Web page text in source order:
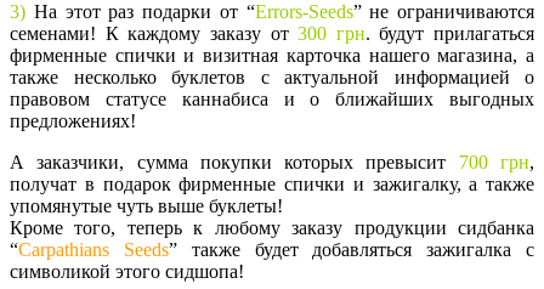
3) На этот раз подарки от “Errors-Seeds” не ограничиваются
семенами! К каждому заказу от300 грн. будут прилагаться
фирменные спички и визитная карточка нашего магазина, а
также несколько буклетов с актуальной информацией о
правовом статусе каннабиса и о ближайших выгодных
предложениях!
А заказчики, сумма покупки которых превысит 700 грн,
получат в подарок фирменные спички и зажигалку, а также
упомянутые чуть выше буклеты!
Кроме того, теперь к любому заказу продукции сидбанка
“Carpathians Seeds” также будет добавляться зажигалка с
символикой этого сидшопа!